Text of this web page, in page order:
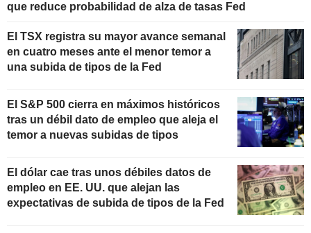
que reduce probabilidad de alza de tasas Fed
El TSX registra su mayor avance semanal
en cuatro meses ante el menor temor a
una subida de tipos de la Fed
El S&P 500 cierra en máximos históricos
tras un débil dato de empleo que aleja el
temor a nuevas subidas de tipos
El dólar cae tras unos débiles datos de
empleo en EE. UU. que alejan las
expectativas de subida de tipos de la Fed